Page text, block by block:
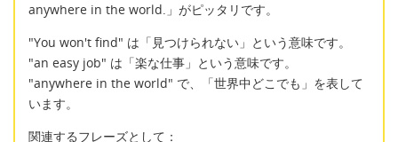
anywhere in the world.」がピッタリです。
"You won't find" は「見つけられない」という意味です。
"an easy job" は「楽な仕事」という意味です。
"anywhere in the world" で、「世界中どこでも」を表して
います。
関連するフレーズとして：